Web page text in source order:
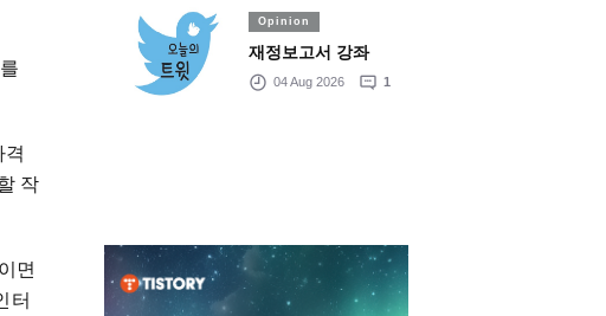
격
작
면
터
Opinion
재정보고서 강좌
04 Aug 2026 1